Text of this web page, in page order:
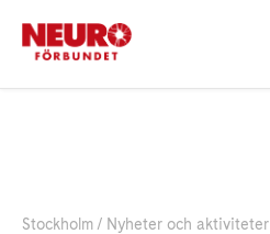
Stockholm Nyheter och aktiviteter